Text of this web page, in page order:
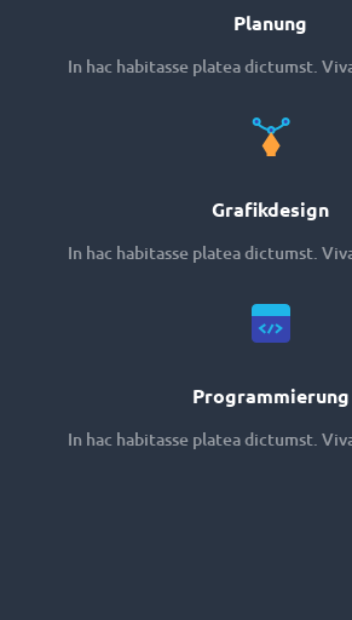
Planung
In hac habitasse platea dictumst.
Grafikdesign
In hac habitasse platea dictumst.
Programmierung
In hac habitasse platea dictumst.